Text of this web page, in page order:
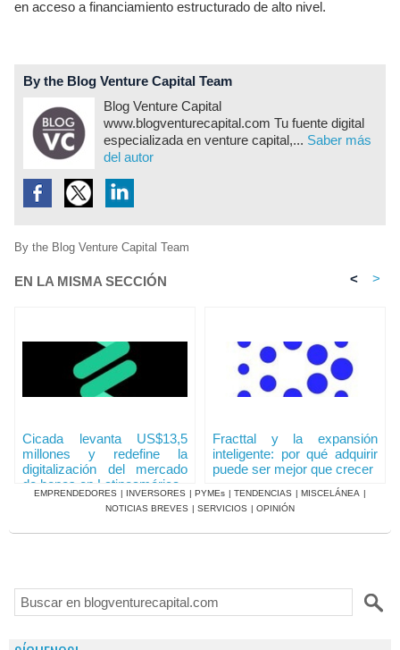
en acceso a financiamiento estructurado de alto nivel.
By the Blog Venture Capital Team
Blog Venture Capital
www.blogventurecapital.com Tu fuente digital
especializada en venture capital,... Saber más
del autor
By the Blog Venture Capital Team
EN LA MISMA SECCIÓN < >
Cicada levanta US$13,5
millones y redefine la
digitalización del mercado
de bonos en Latinoamérica
Fracttal y la expansión
inteligente: por qué adquirir
puede ser mejor que crecer
EMPRENDEDORES | INVERSORES | PYMEs | TENDENCIAS | MISCELÁNEA |
NOTICIAS BREVES | SERVICIOS | OPINIÓN